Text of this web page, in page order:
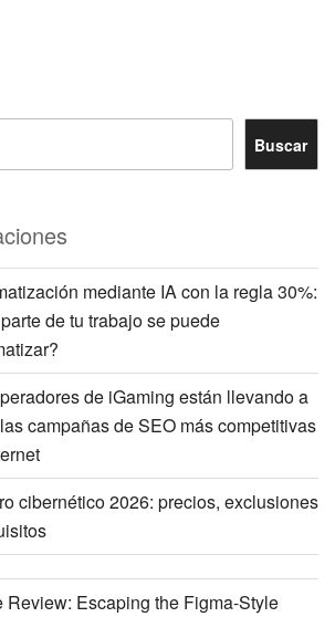
Buscar
mediante IA con la regla 30%:
de tu trabajo se puede
de iGaming están llevando a
campañas de SEO más competitivas
cibernético 2026: precios, exclusiones
Review: Escaping the Figma-Style